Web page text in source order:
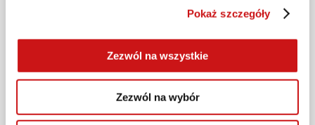
Pokaż szczegóły
Zezwól na wszystkie
Zezwól na wybór
Świętuj z nami 100 lat historii Ducati: już 5
września w Twoim salonie
2026-08-03